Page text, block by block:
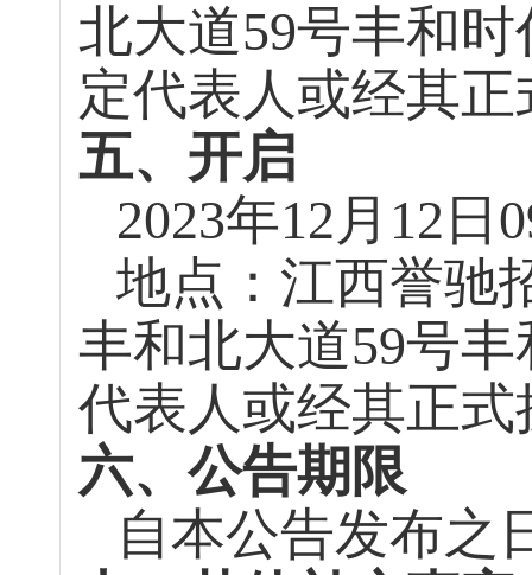
北大道59号丰和时
定代表人或经其
五、开启
2023年12月 12 日 0
地点：江西誉驰
丰和北大道59号丰
代表人或经其正
六、公告期限
自本公告发布之